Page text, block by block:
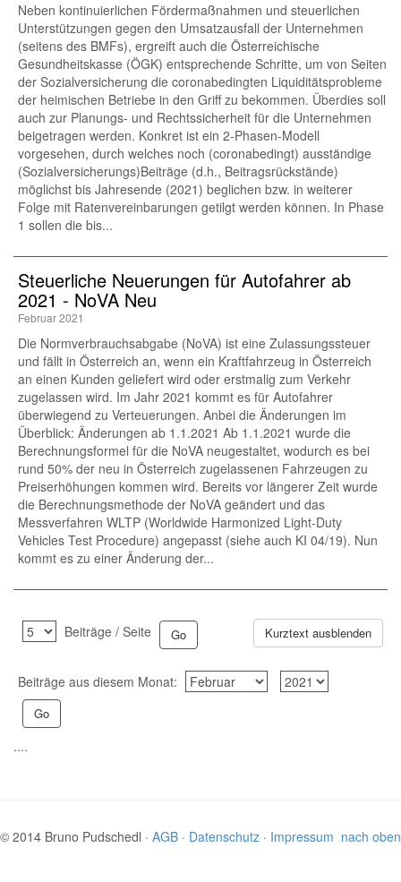
Neben kontinuierlichen Fördermaßnahmen und steuerlichen
Unterstützungen gegen den Umsatzausfall der Unternehmen
(seitens des BMFs), ergreift auch die Österreichische
Gesundheitskasse (ÖGK) entsprechende Schritte, um von Seiten
der Sozialversicherung die coronabedingten Liquiditätsprobleme
der heimischen Betriebe in den Griff zu bekommen. Überdies soll
auch zur Planungs- und Rechtssicherheit für die Unternehmen
beigetragen werden. Konkret ist ein 2-Phasen-Modell
vorgesehen, durch welches noch (coronabedingt) ausständige
(Sozialversicherungs)Beiträge (d.h., Beitragsrückstände)
möglichst bis Jahresende (2021) beglichen bzw. in weiterer
Folge mit Ratenvereinbarungen getilgt werden können. In Phase
1 sollen die bis...
Steuerliche Neuerungen für Autofahrer ab
2021 - NoVA Neu
Februar 2021
Die Normverbrauchsabgabe (NoVA) ist eine Zulassungssteuer
und fällt in Österreich an, wenn ein Kraftfahrzeug in Österreich
an einen Kunden geliefert wird oder erstmalig zum Verkehr
zugelassen wird. Im Jahr 2021 kommt es für Autofahrer
überwiegend zu Verteuerungen. Anbei die Änderungen im
Überblick: Änderungen ab 1.1.2021 Ab 1.1.2021 wurde die
Berechnungsformel für die NoVA neugestaltet, wodurch es bei
rund 50% der neu in Österreich zugelassenen Fahrzeugen zu
Preiserhöhungen kommen wird. Bereits vor längerer Zeit wurde
die Berechnungsmethode der NoVA geändert und das
Messverfahren WLTP (Worldwide Harmonized Light-Duty
Vehicles Test Procedure) angepasst (siehe auch KI 04/19). Nun
kommt es zu einer Änderung der...
Beiträge / Seite Kurztext ausblenden
Beiträge aus diesem Monat:
....
nach oben
© 2014 Bruno Pudschedl · AGB · Datenschutz · Impressum